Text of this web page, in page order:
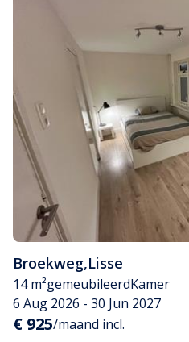
Broekweg,Lisse
14 m²gemeubileerdKamer
6 Aug 2026 - 30 Jun 2027
€ 925/maand incl.